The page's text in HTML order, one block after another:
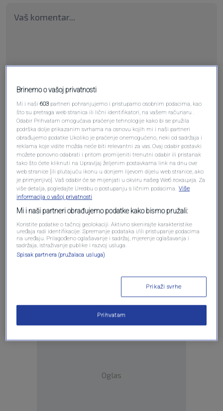
Pošalji komentar
Oglas
Oglas
Brinemo o vašoj privatnosti
Mi i naši603 partneri pohranjujemo i pristupamo osobnim podacima, kao
što su pretraga web stranica ili lični identifikatori, na vašem računaru .
Odabir Prihvatam omogućava praćenje tehnologije kako bi se pružila
podrška dolje prikazanim svrhama na osnovu kojih mi i naši partneri
obrađujemo podatke Ukoliko je praćenje onemogućeno, neki od sadržaja i
reklama koje vidite možda neće biti relevantni za vas. Ovaj odabir postavki
možete ponovno odabrati i pritom promijeniti trenutni odabir ili pristanak
tako što ćete kliknuti na Upravljaj željenim postavkama link na dnu ove
web stranice [ili plutajuću ikonu u donjem lijevom dijelu web stranice, ako
je primjenjivo]. Vaš odabir će se mijenjati u okviru našeg Wеб локација. Za
više detalja, pogledajte Uredbu o postupanju s ličnim podacima. Više
informacija o vašoj privatnosti
Mi i naši partneri obrađujemo podatke kako bismo pružali:
Koristite podatke o tačnoj geolokaciji. Aktivno skenirajte karakteristike
uređaja radi identifikacije. Spremanje podataka i/ili pristupanje podacima
na uređaju. Prilagođeno oglašavanje i sadržaj, mjerenje oglašavanja i
sadržaja, istraživanje publike i razvoj usluga.
Spisak partnera (pružalaca usluga)
Prikaži svrhe
Prihvatam